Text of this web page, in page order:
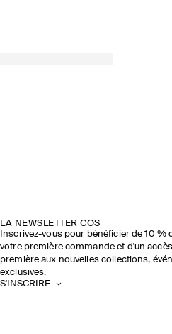
LA NEWSLETTER COS
Inscrivez-vous pour bénéficier de 10 %
votre première commande et d'un
première aux nouvelles collections,
exclusives.
S'INSCRIRE